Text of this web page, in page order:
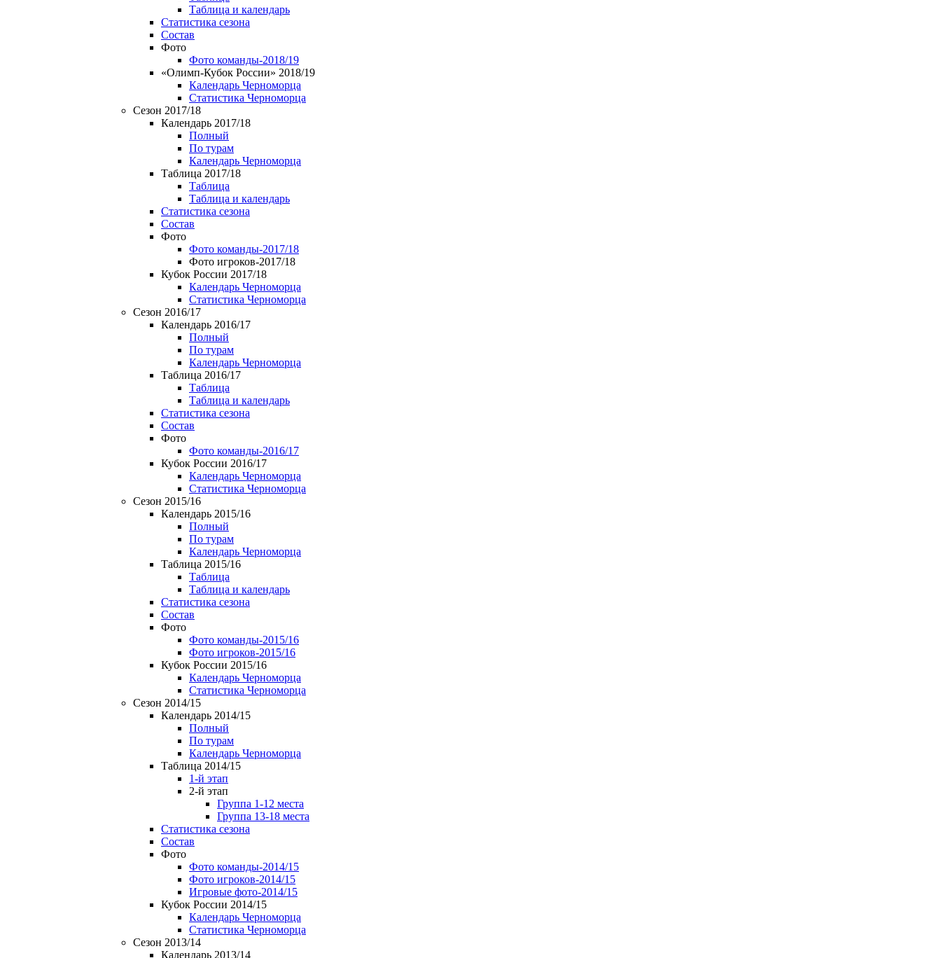
Таблица и календарь
Статистика сезона
Состав
Фото
Фото команды-2018/19
«Олимп-Кубок России» 2018/19
Календарь Черноморца
Статистика Черноморца
Сезон 2017/18
Календарь 2017/18
Полный
По турам
Календарь Черноморца
Таблица 2017/18
Таблица
Таблица и календарь
Статистика сезона
Состав
Фото
Фото команды-2017/18
Фото игроков-2017/18
Кубок России 2017/18
Календарь Черноморца
Статистика Черноморца
Сезон 2016/17
Календарь 2016/17
Полный
По турам
Календарь Черноморца
Таблица 2016/17
Таблица
Таблица и календарь
Статистика сезона
Состав
Фото
Фото команды-2016/17
Кубок России 2016/17
Календарь Черноморца
Статистика Черноморца
Сезон 2015/16
Календарь 2015/16
Полный
По турам
Календарь Черноморца
Таблица 2015/16
Таблица
Таблица и календарь
Статистика сезона
Состав
Фото
Фото команды-2015/16
Фото игроков-2015/16
Кубок России 2015/16
Календарь Черноморца
Статистика Черноморца
Сезон 2014/15
Календарь 2014/15
Полный
По турам
Календарь Черноморца
Таблица 2014/15
1-й этап
2-й этап
Группа 1-12 места
Группа 13-18 места
Статистика сезона
Состав
Фото
Фото команды-2014/15
Фото игроков-2014/15
Игровые фото-2014/15
Кубок России 2014/15
Календарь Черноморца
Статистика Черноморца
Сезон 2013/14
Календарь 2013/14